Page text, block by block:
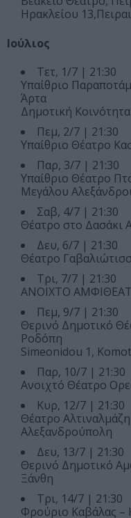
Ηρακλείου
Ιούλιος
Τετ, 1/7 | 21:30
Υπαίθριο
Άρτα
Δημοτική Κοινότητα
Πεμ, 2/7 | 21:30
Υπαίθριο Θέατρο
Παρ, 3/7 | 21:30
Υπαίθριο Θέατρο
Μεγάλου
Σαβ, 4/7 | 21:30
Θέατρο στο Δασάκι
Δευ, 6/7 | 21:30
Θέατρο
Τρι, 7/7 | 21:30
ΑΝΟΙΧΤΟ
Πεμ, 9/7 | 21:30
Θερινό Δημοτικό
Ροδόπη
Simeonidou 1,
Παρ, 10/7 | 21:30
Ανοιχτό Θέατρο
Κυρ, 12/7 | 21:30
Θέατρο
Αλεξανδρούπολη
Δευ, 13/7 | 21:30
Θερινό Δημοτικό
Ξάνθη
Τρι, 14/7 | 21:30
Φρούριο Καβάλας –